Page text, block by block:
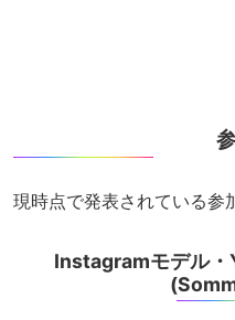
現時点で発表されている参
Instagramモデル・